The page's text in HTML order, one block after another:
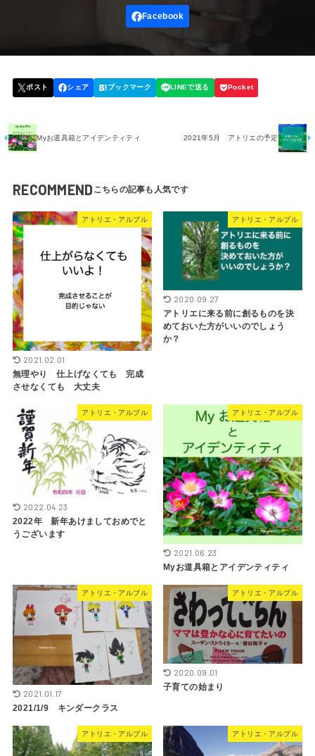
Myお道具箱とアイデンティティ 2021年5月 アトリエの予定
RECOMMEND
アトリエ・アルブル
2021.02.01
無理やり 仕上げなくても 完成
させなくても 大丈夫
アトリエ・アルブル
2020.09.27
アトリエに来る前に創るものを決
めておいた方がいいのでしょう
か？
アトリエ・アルブル
2022.04.23
2022年 新年あけましておめでと
うございます
アトリエ・アルブル
2021.06.23
Myお道具箱とアイデンティティ
アトリエ・アルブル
2021.01.17
2021/1/9 キンダークラス
アトリエ・アルブル
2020.09.01
子育ての始まり
アトリエ・アルブル アトリエ・アルブル